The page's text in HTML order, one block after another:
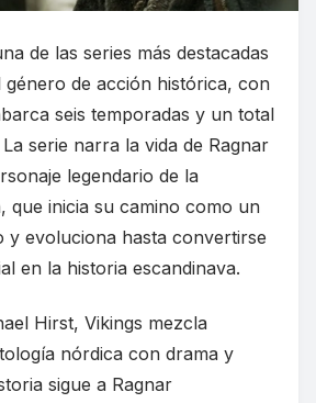
de las series más destacadas
género de acción histórica, con
seis temporadas y un total
serie narra la vida de Ragnar
legendario de la
que inicia su camino como un
y evoluciona hasta convertirse
en la historia escandinava.
Hirst, Vikings mezcla
nórdica con drama y
sigue a Ragnar